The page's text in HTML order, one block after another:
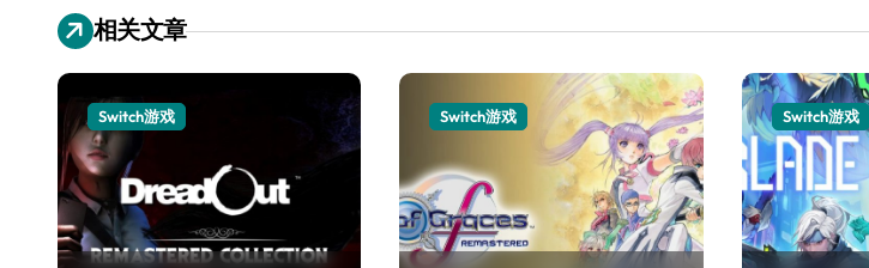
相关文章
Switch游戏 Switch游戏 Switch游戏